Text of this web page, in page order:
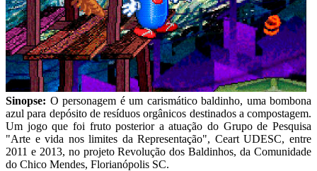
Sinopse: O personagem é um carismático baldinho, uma bombona
azul para depósito de resíduos orgânicos destinados a compostagem.
Um jogo que foi fruto posterior a atuação do Grupo de Pesquisa
"Arte e vida nos limites da Representação", Ceart UDESC, entre
2011 e 2013, no projeto Revolução dos Baldinhos, da Comunidade
do Chico Mendes, Florianópolis SC.